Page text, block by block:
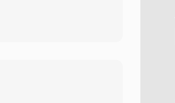
op oudere